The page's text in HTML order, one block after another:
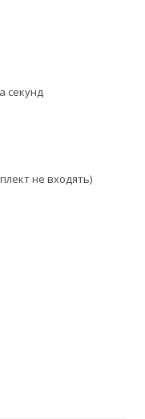
секунд
не входять)